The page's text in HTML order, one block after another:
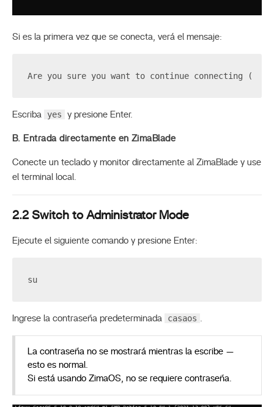
Si es la primera vez que se conecta, verá el mensaje:
Are you sure you want to continue connecting (yes/
Escriba yes y presione Enter.
B. Entrada directamente en ZimaBlade
Conecte un teclado y monitor directamente al ZimaBlade y use
el terminal local.
2.2 Switch to Administrator Mode
Ejecute el siguiente comando y presione Enter:
su
Ingrese la contraseña predeterminada casaos
La contraseña no se mostrará mientras la escribe —
esto es normal.
Si está usando ZimaOS, no se requiere contraseña.